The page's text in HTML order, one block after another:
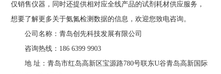
仅销售仪器，同时还提供相对应全线产品的试剂耗材供应服务，
想要了解更多关于氨氮检测数据的信息，欢迎您致电咨询。
公司名称：青岛创先科技发展有限公司
咨询热线：186 6399 9903
地 址：青岛市红岛高新区宝源路780号联东U谷青岛高新国际